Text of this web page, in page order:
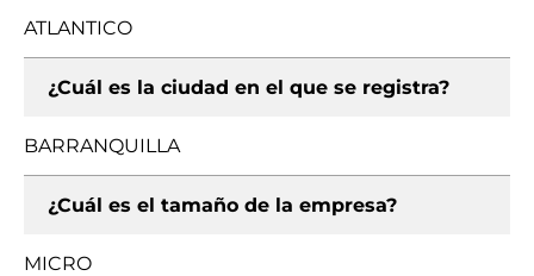
ATLANTICO
¿Cuál es la ciudad en el que se registra?
BARRANQUILLA
¿Cuál es el tamaño de la empresa?
MICRO